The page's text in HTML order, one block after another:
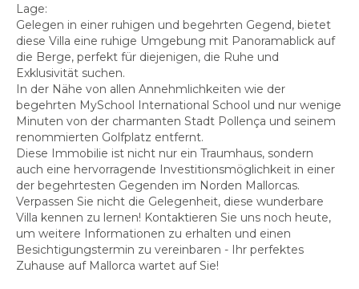
Lage:
Gelegen in einer ruhigen und begehrten Gegend, bietet
diese Villa eine ruhige Umgebung mit Panoramablick auf
die Berge, perfekt für diejenigen, die Ruhe und
Exklusivität suchen.
In der Nähe von allen Annehmlichkeiten wie der
begehrten MySchool International School und nur wenige
Minuten von der charmanten Stadt Pollença und seinem
renommierten Golfplatz entfernt.
Diese Immobilie ist nicht nur ein Traumhaus, sondern
auch eine hervorragende Investitionsmöglichkeit in einer
der begehrtesten Gegenden im Norden Mallorcas.
Verpassen Sie nicht die Gelegenheit, diese wunderbare
Villa kennen zu lernen! Kontaktieren Sie uns noch heute,
um weitere Informationen zu erhalten und einen
Besichtigungstermin zu vereinbaren - Ihr perfektes
Zuhause auf Mallorca wartet auf Sie!